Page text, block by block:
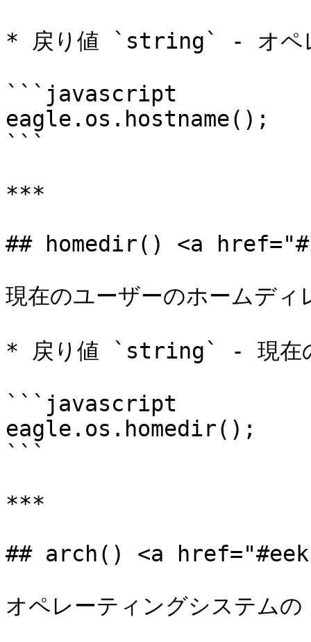
* 戻り値 `string` - オペレ
```javascript
eagle.os.hostname();
```
***
## homedir() <a
現在のユーザーのホームディ
* 戻り値 `string` - 現在の
```javascript
eagle.os.homedir();
```
***
## arch() <a
オペレーティングシステム